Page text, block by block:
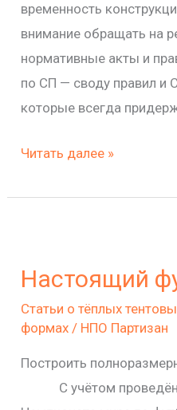
временность
внимание обращать на
нормативные акты и
по СП — своду правил и
которые всегда
Читать далее »
Настоящий
Статьи о тёплых
формах / НПО Партизан
Построить
С учётом